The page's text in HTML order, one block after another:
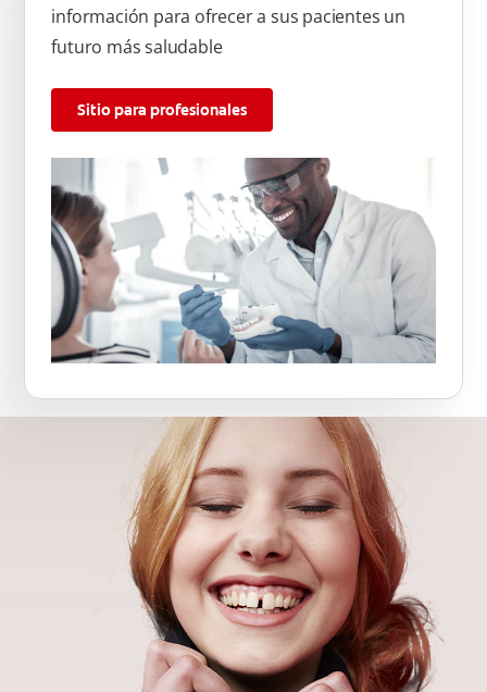
información para ofrecer a sus pacientes un
futuro más saludable
Sitio para profesionales